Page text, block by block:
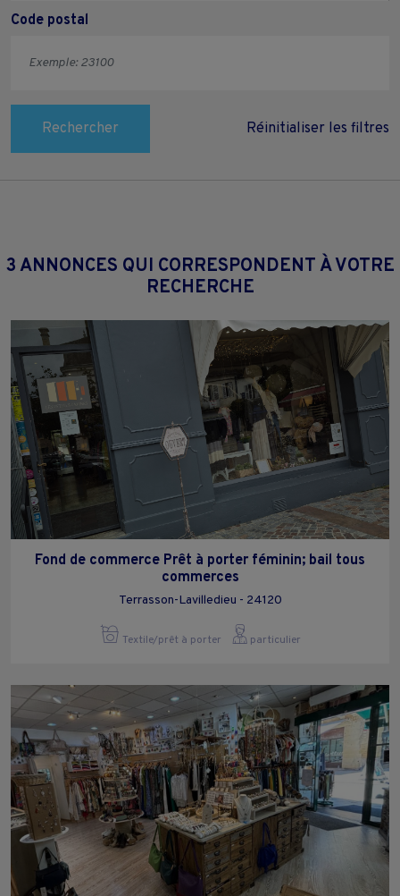
Code postal
Rechercher Réinitialiser les filtres
3 ANNONCES QUI CORRESPONDENT À VOTRE
RECHERCHE
Fond de commerce Prêt à porter féminin; bail tous
commerces
Terrasson-Lavilledieu - 24120
Textile/prêt à porter particulier